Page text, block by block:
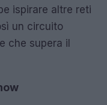
ispirare altre reti
un circuito
che supera il